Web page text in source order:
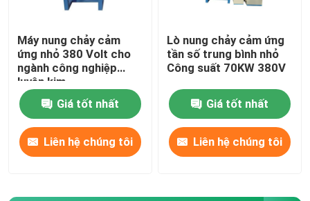
Máy nung chảy cảm
ứng nhỏ 380 Volt cho
ngành công nghiệp
luyện kim
Giá tốt nhất
Liên hệ chúng tôi
Lò nung chảy cảm ứng
tần số trung bình nhỏ
Công suất 70KW 380V
Giá tốt nhất
Liên hệ chúng tôi